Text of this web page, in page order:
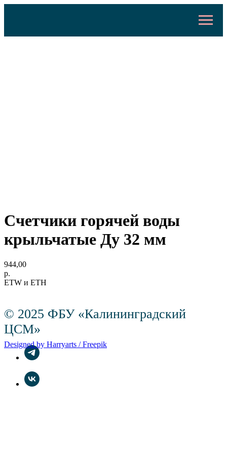
Счетчики горячей воды
крыльчатые Ду 32 мм
944,00
р.
ETW и ETH
© 2025 ФБУ «Калининградский
ЦСМ»
Designed by Harryarts / Freepik